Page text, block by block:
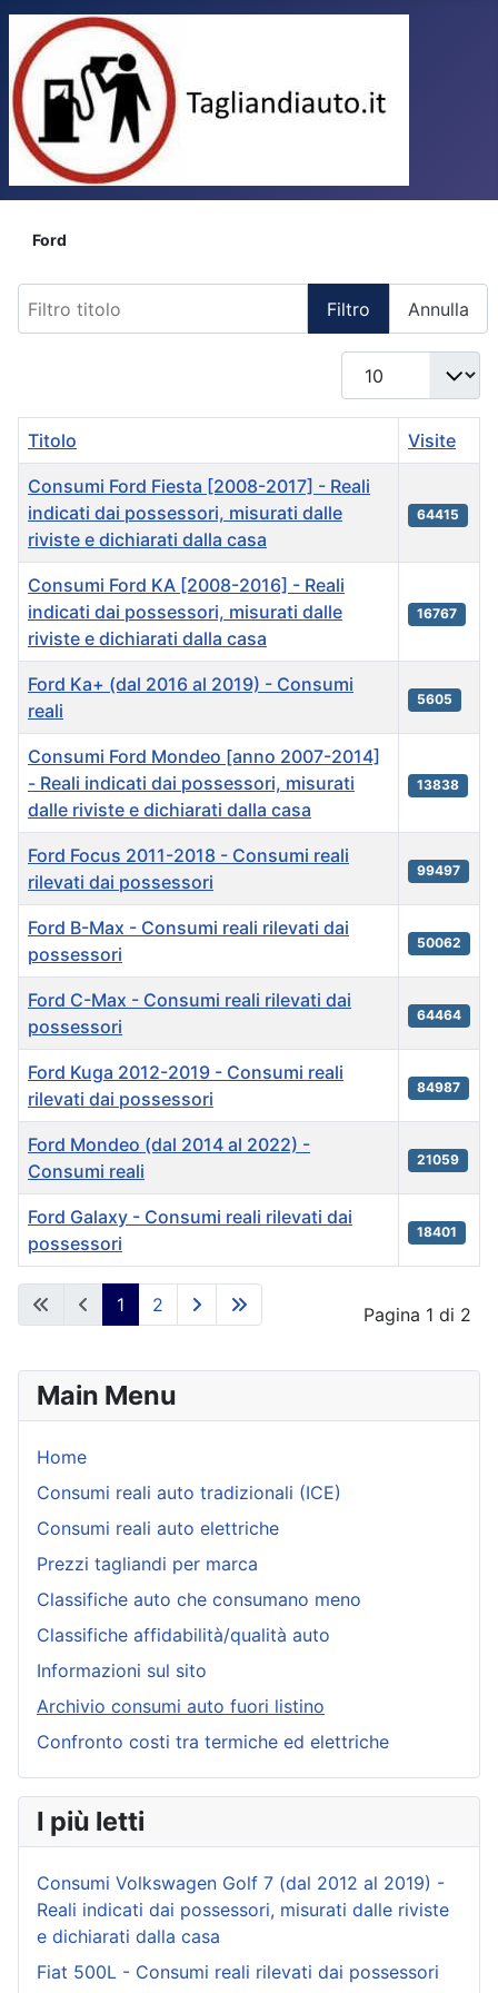
Main Menu
Home
Consumi reali auto tradizionali (ICE)
Consumi reali auto elettriche
Prezzi tagliandi per marca
Classifiche auto che consumano meno
Classifiche affidabilità/qualità auto
Informazioni sul sito
Archivio consumi auto fuori listino
Confronto costi tra termiche ed elettriche
I più letti
Consumi Volkswagen Golf 7 (dal 2012 al 2019) -
Reali indicati dai possessori, misurati dalle riviste
e dichiarati dalla casa
Fiat 500L - Consumi reali rilevati dai possessori
Ford
Filtro Annulla
Visualizza n.
Articles
Titolo Visite
Consumi Ford Fiesta [2008-2017] - Reali
indicati dai possessori, misurati dalle
riviste e dichiarati dalla casa
64415
Consumi Ford KA [2008-2016] - Reali
indicati dai possessori, misurati dalle
riviste e dichiarati dalla casa
16767
Ford Ka+ (dal 2016 al 2019) - Consumi
reali
5605
Consumi Ford Mondeo [anno 2007-2014]
- Reali indicati dai possessori, misurati
dalle riviste e dichiarati dalla casa
13838
Ford Focus 2011-2018 - Consumi reali
rilevati dai possessori
99497
Ford B-Max - Consumi reali rilevati dai
possessori
50062
Ford C-Max - Consumi reali rilevati dai
possessori
64464
Ford Kuga 2012-2019 - Consumi reali
rilevati dai possessori
84987
Ford Mondeo (dal 2014 al 2022) -
Consumi reali
21059
Ford Galaxy - Consumi reali rilevati dai
possessori
18401
Pagina 1 di 2
1 2